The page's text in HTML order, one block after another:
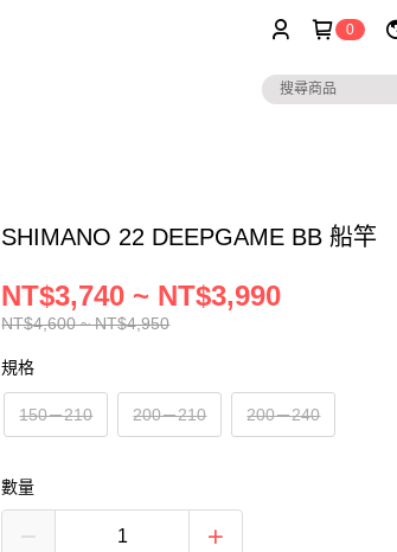
0
SHIMANO 22 DEEPGAME BB 船竿
NT$4,600 ~ NT$4,950
NT$3,740 ~ NT$3,990
規格
150－210 200－210 200－240
數量